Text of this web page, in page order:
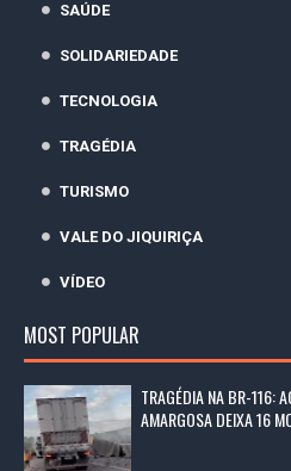
SAÚDE
SOLIDARIEDADE
TECNOLOGIA
TRAGÉDIA
TURISMO
VALE DO JIQUIRIÇA
VÍDEO
MOST POPULAR
TRAGÉDIA NA BR-116:
AMARGOSA DEIXA 16